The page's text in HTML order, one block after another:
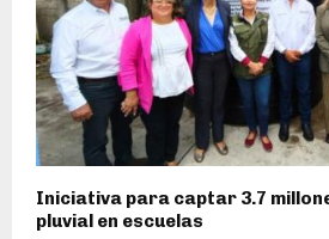
Iniciativa para captar 3.7
pluvial en escuelas